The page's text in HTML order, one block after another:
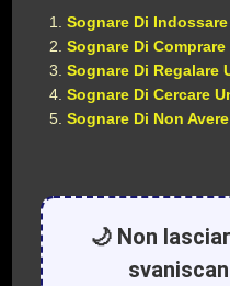
Sognare Di
Sognare Di
Sognare Di Regalare
Sognare Di Cercare
Sognare Di Non
🌙 Non